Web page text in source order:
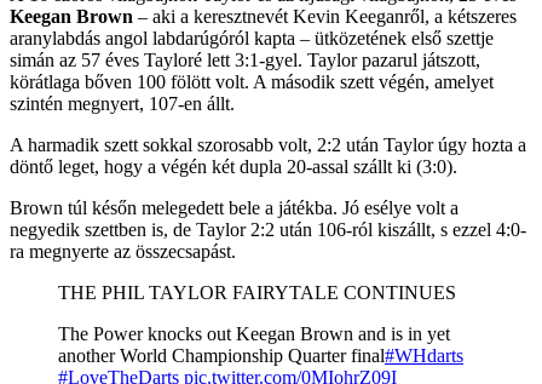
Keegan Brown – aki a keresztnevét Kevin Keeganről, a kétszeres
aranylabdás angol labdarúgóról kapta – ütközetének első szettje
simán az 57 éves Tayloré lett 3:1-gyel. Taylor pazarul játszott,
körátlaga bőven 100 fölött volt. A második szett végén, amelyet
szintén megnyert, 107-en állt.
A harmadik szett sokkal szorosabb volt, 2:2 után Taylor úgy hozta a
döntő leget, hogy a végén két dupla 20-assal szállt ki (3:0).
Brown túl későn melegedett bele a játékba. Jó esélye volt a
negyedik szettben is, de Taylor 2:2 után 106-ról kiszállt, s ezzel 4:0-
ra megnyerte az összecsapást.
THE PHIL TAYLOR FAIRYTALE CONTINUES
The Power knocks out Keegan Brown and is in yet
another World Championship Quarter final#WHdarts
#LoveTheDarts pic.twitter.com/0MIohrZ09I